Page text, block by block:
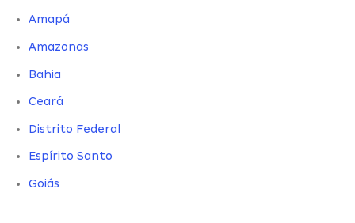
Amapá
Amazonas
Bahia
Ceará
Distrito Federal
Espírito Santo
Goiás